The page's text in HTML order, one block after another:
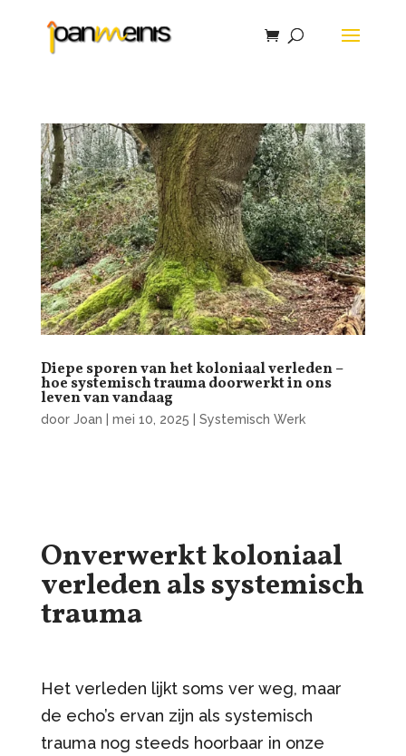
Diepe sporen van het koloniaal verleden –
hoe systemisch trauma doorwerkt in ons
leven van vandaag
door Joan mei 10, 2025 Systemisch Werk
Onverwerkt koloniaal
verleden als systemisch
trauma
Het verleden lijkt soms ver weg, maar
de echo’s ervan zijn als systemisch
trauma nog steeds hoorbaar in onze